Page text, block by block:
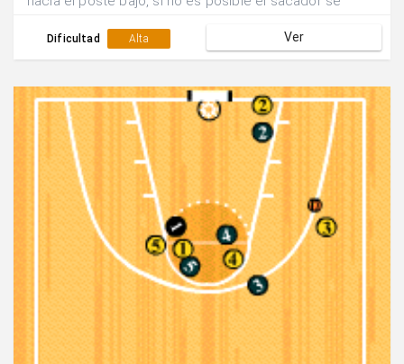
sistema y continuar el juego.
Dificultad Alta Ver